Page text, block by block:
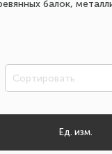
балок,
Сортировать
Ед. изм.